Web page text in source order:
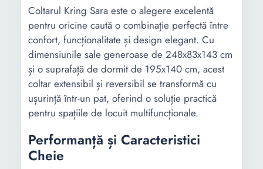
Coltarul Kring Sara este o alegere excelentă
pentru oricine caută o combinație perfectă între
confort, funcționalitate și design elegant. Cu
dimensiunile sale generoase de 248x83x143 cm
și o suprafață de dormit de 195x140 cm, acest
coltar extensibil și reversibil se transformă cu
ușurință într-un pat, oferind o soluție practică
pentru spațiile de locuit multifuncționale.
Performanță și Caracteristici
Cheie